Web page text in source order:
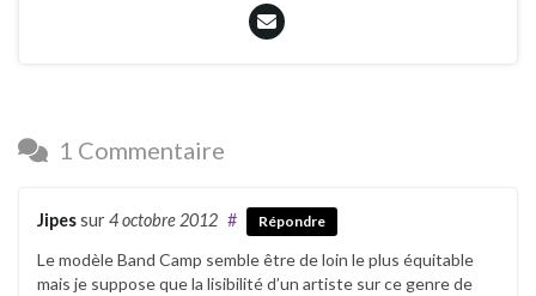
1 Commentaire
Jipessur 4 octobre 2012 # Répondre
Le modèle Band Camp semble être de loin le plus équitable
mais je suppose que la lisibilité d’un artiste sur ce genre de